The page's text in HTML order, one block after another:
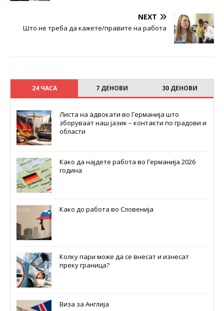
NEXT
Што не треба да кажете/правите на работа
24 ЧАСА 7 ДЕНОВИ 30 ДЕНОВИ
Листа на адвокати во Германија што
зборуваат наш јазик – контакти по градови и
области
Како да најдете работа во Германија 2026
година
Како до работа во Словенија
Колку пари може да се внесат и изнесат
преку граница?
Виза за Англија